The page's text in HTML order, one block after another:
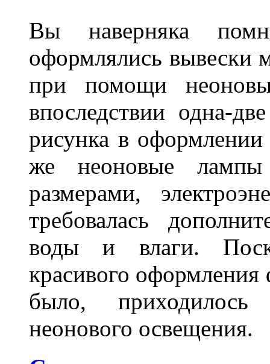
Вы наверняка
оформлялись вывески
при помощи
впоследствии одна-
рисунка в оформлении
же неоновые лампы
размерами,
требовалась
воды и влаги.
красивого
было,
неонового